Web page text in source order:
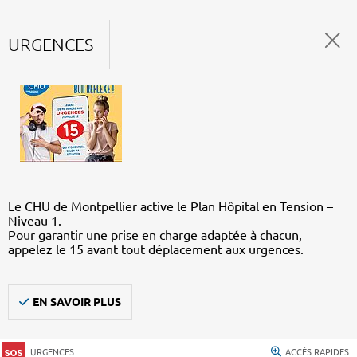
URGENCES
Le CHU de Montpellier active le Plan Hôpital en Tension –
Niveau 1.
Pour garantir une prise en charge adaptée à chacun,
appelez le 15 avant tout déplacement aux urgences.
EN SAVOIR PLUS
URGENCES ACCÈS RAPIDES